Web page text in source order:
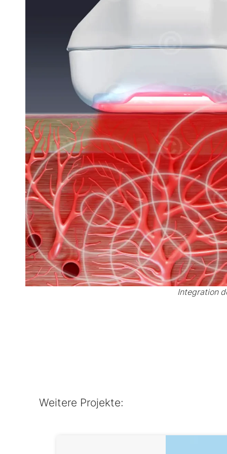
Integration
Weitere Projekte: